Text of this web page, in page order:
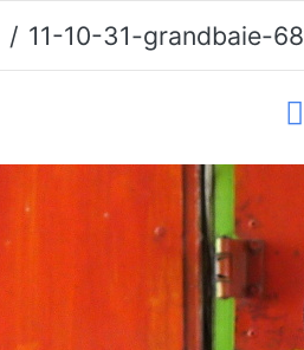
11-10-31-grandbaie-68